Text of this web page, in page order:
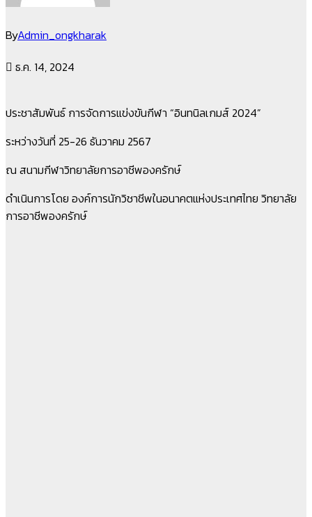
ByAdmin_ongkharak
ธ.ค. 14, 2024
ประชาสัมพันธ์ การจัดการแข่งขันกีฬา “อินทนิลเกมส์ 2024”
ระหว่างวันที่ 25-26 ธันวาคม 2567
ณ สนามกีฬาวิทยาลัยการอาชีพองครักษ์
ดำเนินการโดย องค์การนักวิชาชีพในอนาคตแห่งประเทศไทย วิทยาลัย
การอาชีพองครักษ์